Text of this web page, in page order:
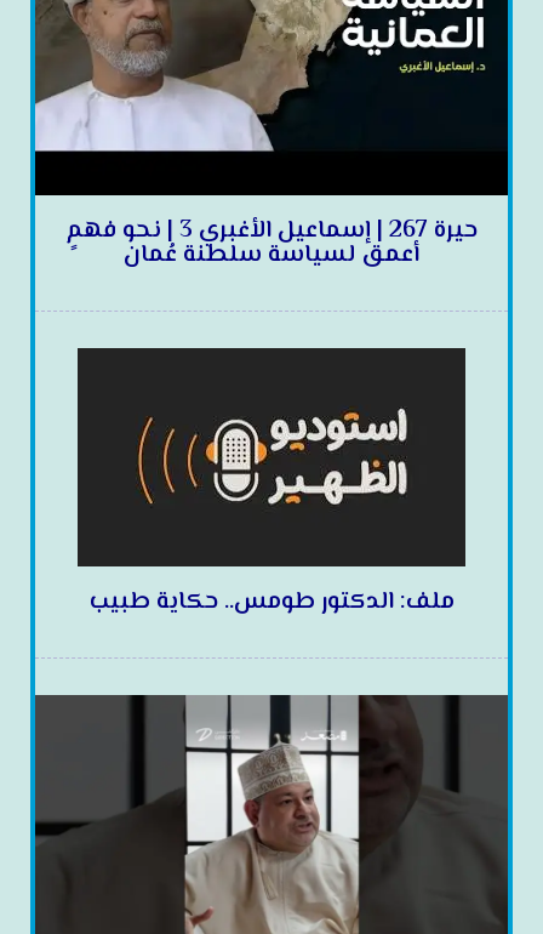
حيرة 267 | إسماعيل الأغبري 3 | نحو فهمٍ
أعمق لسياسة سلطنة عُمان
ملف: الدكتور طومس.. حكاية طبيب